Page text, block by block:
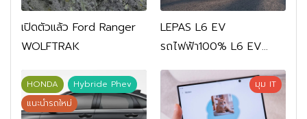
เปิดตัวแล้ว Ford Ranger
WOLFTRAK
LEPAS L6 EV
รถไฟฟ้า100% L6 EV
Comfort FWD 769,900
บาท L6 EV Premium
FWD 799,900 บาท
HONDA
Hybride Phev
แนะนำรถใหม่
มุม IT